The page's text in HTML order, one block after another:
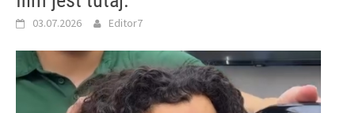
03.07.2026 Editor7